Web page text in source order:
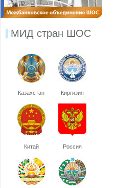
МИД стран ШОС
Казахстан Киргизия
Китай Россия